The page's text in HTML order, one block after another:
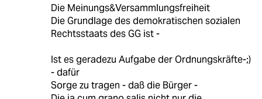
Die Meinungs&Versammlungsfreiheit
Die Grundlage des demokratischen sozialen
Rechtsstaats des GG ist -
Ist es geradezu Aufgabe der Ordnungskräfte-;)
- dafür
Sorge zu tragen - daß die Bürger -